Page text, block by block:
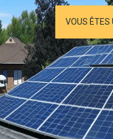
VOUS ÊTES